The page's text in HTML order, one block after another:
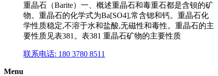
重晶石（Barite）一、概述重晶石和毒重石都是含钡的矿
物。重晶石的化学式为Ba[SO4],常含锶和钙。重晶石化
学性质稳定,不溶于水和盐酸,无磁性和毒性。重晶石的主
要性质见表381。表381 重晶石矿物的主要性质
联系电话: 180 3780 8511
Menu